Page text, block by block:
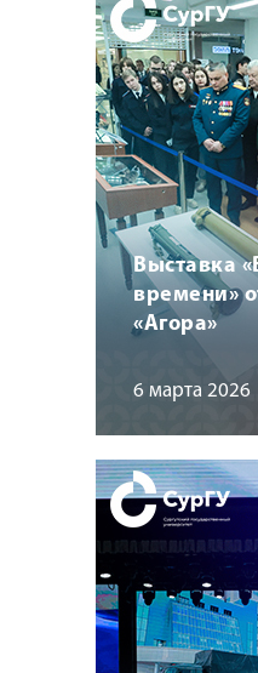
Выставка
времени»
«Агора»
6 марта 2026